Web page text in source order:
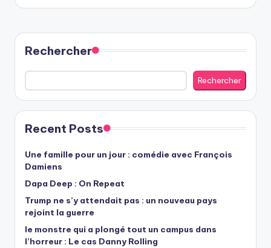
Rechercher
Rechercher
Recent Posts
Une famille pour un jour : comédie avec François
Damiens
Dapa Deep : On Repeat
Trump ne s’y attendait pas : un nouveau pays
rejoint la guerre
le monstre qui a plongé tout un campus dans
l’horreur : Le cas Danny Rolling